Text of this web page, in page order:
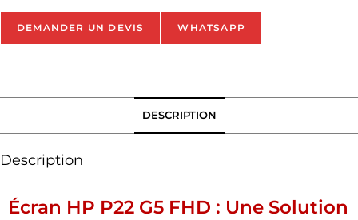
DEMANDER UN DEVIS WHATSAPP
DESCRIPTION
Description
Écran HP P22 G5 FHD : Une Solution